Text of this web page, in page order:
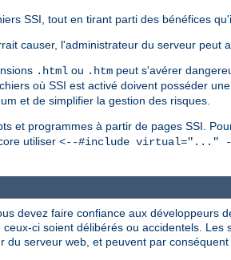
SSI, tout en tirant parti des bénéfices
causer, l'administrateur du serveur peut
.html ou .htm peut s'avérer
où SSI est activé doivent posséder
et de simplifier la gestion des risques.
et programmes à partir de pages SSI.
utiliser <--#include virtual="..."
devez faire confiance aux développeurs
ci soient délibérés ou accidentels.
serveur web, et peuvent par